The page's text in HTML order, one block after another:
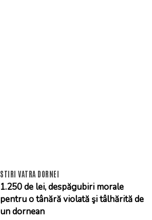
STIRI VATRA DORNEI
1.250 de lei, despăgubiri morale
pentru o tânără violată şi tâlhărită de
un dornean